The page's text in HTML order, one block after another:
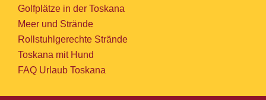
Golfplätze in der Toskana
Meer und Strände
Rollstuhlgerechte Strände
Toskana mit Hund
FAQ Urlaub Toskana